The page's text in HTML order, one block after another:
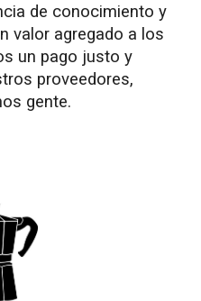
de conocimiento y
valor agregado a los
un pago justo y
proveedores,
gente.